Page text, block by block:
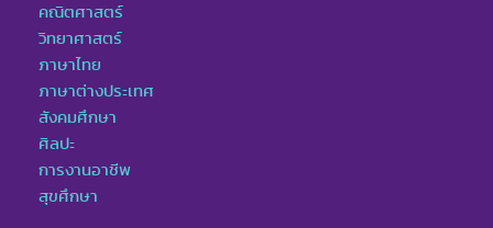
คณิตศาสตร์
วิทยาศาสตร์
ภาษาไทย
ภาษาต่างประเทศ
สังคมศึกษา
ศิลปะ
การงานอาชีพ
สุขศึกษา